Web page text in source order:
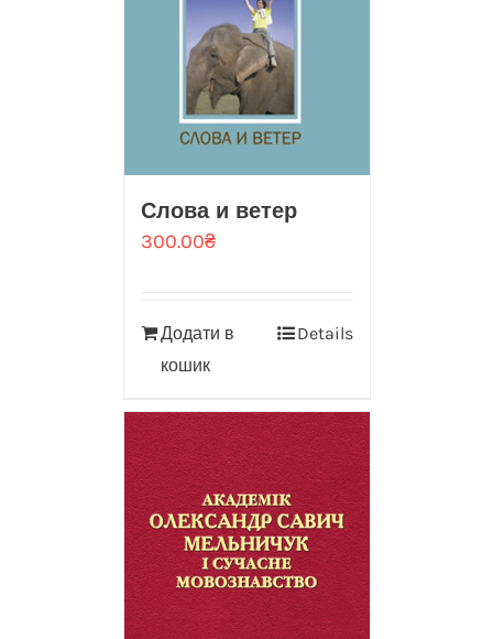
Слова и ветер
300.00₴
Додати в
кошик
Details